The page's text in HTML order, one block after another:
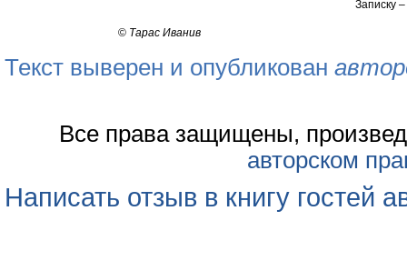
Записку
© Тарас Иванив
Текст выверен и опубликован
Все права защищены,
авторском
Написать отзыв в книгу гостей